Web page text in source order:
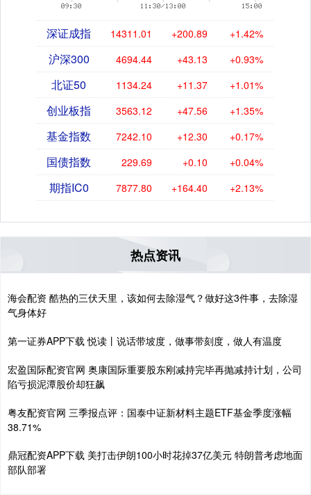
深证成指 14311.01 +200.89 +1.42%
沪深300 4694.44 +43.13 +0.93%
北证50 1134.24 +11.37 +1.01%
创业板指 3563.12 +47.56 +1.35%
基金指数 7242.10 +12.30 +0.17%
国债指数 229.69 +0.10 +0.04%
期指IC0 7877.80 +164.40 +2.13%
热点资讯
海会配资 酷热的三伏天里，该如何去除湿气？做好这3件事，去除湿
气身体好
第一证券APP下载 悦读丨说话带坡度，做事带刻度，做人有温度
宏盈国际配资官网 奥康国际重要股东刚减持完毕再抛减持计划，公司
陷亏损泥潭股价却狂飙
粤友配资官网 三季报点评：国泰中证新材料主题ETF基金季度涨幅
38.71%
鼎冠配资APP下载 美打击伊朗100小时花掉37亿美元 特朗普考虑地面
部队部署